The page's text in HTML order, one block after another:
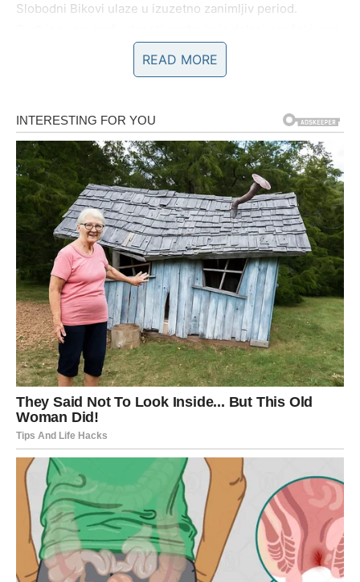
Slobodni Bikovi ulaze u izuzetno zanimljiv period.
ali sa snažnom energijom i iskrenim namerama. Biće to
neko ko vas neće terati da se dokazujete, neko ko će vas
iznenaditi jeste osećaj lakoće – jer ovaj put neće biti
borbe, već prirodan tok.
Na poslovnom planu, dolazi do stabilizacije i napretka.
Ako ste dugo bili u neizvesnosti, sada stvari počinju da se
razjašnjavaju. Može se pojaviti nova prilika, nova ponuda
ili čak mogućnost da napredujete na mestu gde se već
nalazite.
Vaš trud, koji ste ulagali bez garancije da će se isplatiti,
sada počinje da daje rezultate. I to ne samo kroz novac,
već i kroz priznanje, poštovanje i osećaj sigurnosti.
Finansijska situacija se poboljšava. Možda ne naglo, ali
stabilno i sigurno. Kao da se konačno uspostavlja
ravnoteža koju ste dugo čekali.
Ali ono što je najvažnije – menja se vaš unutrašnji svet.
Počinjete da shvatate da ne morate više da nosite sve
sami. Da ne morate da budete jaki za sve. Da imate pravo
READ MORE